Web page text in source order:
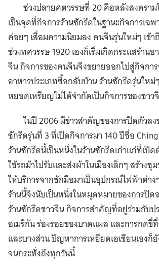
ช่วงปลายศตวรรษที่ 20 คือหลังสงคราม
เป็นจุดที่กิจการร้านซักรีดในฐานะกิจการเฉ
ค่อยๆ เสื่อมความนิยมลง คนจีนรุ่นใหม่ๆ เข้า
ช่วงทศวรรษ 1920 เองก็เริ่มเกิดกระแสร้าน
จีน กิจการของคนจีนจึงขยายออกไปสู่กิจกา
อาหารประเภทซื้อกลับบ้าน ร้านซักรีดรุ่นใหม่
หยอดเหรียญไม่ได้จำกัดเป็นกิจการของชาว
ในปี 2006 มีข่าวสำคัญของการปิดตัวลง
ซักรีดรุ่นที่ 3 ที่เปิดกิจการมา 140 ปีชื่อ
ร้านซักรีดนี้เป็นหนึ่งในร้านซักรีดเก่าแก่ที่เปิ
ใช้รถม้าไปรับและส่งผ้าในเมืองเล็กๆ สร้างชุ
ให้บริการจากซักมือมาเป็นอุปกรณ์ไฟฟ้าต่าง
ร้านนี้จึงนับเป็นหนึ่งในหมุดหมายของการปิ
ร้านซักรีดชาวจีน กิจการสำคัญที่อยู่ร่วมกับป
อเมริกัน ร่องรอยของบาดแผล และการกดขี่
และบางส่วน ปัญหาการเหยียดเอเชียนเอง
จนกระทั่งถึงทุกวันนี้